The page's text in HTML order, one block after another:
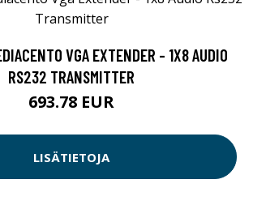
VGA EXTENDER - 1X8 AUDIO
RS232 TRANSMITTER
693.78 EUR
LISÄTIETOJA